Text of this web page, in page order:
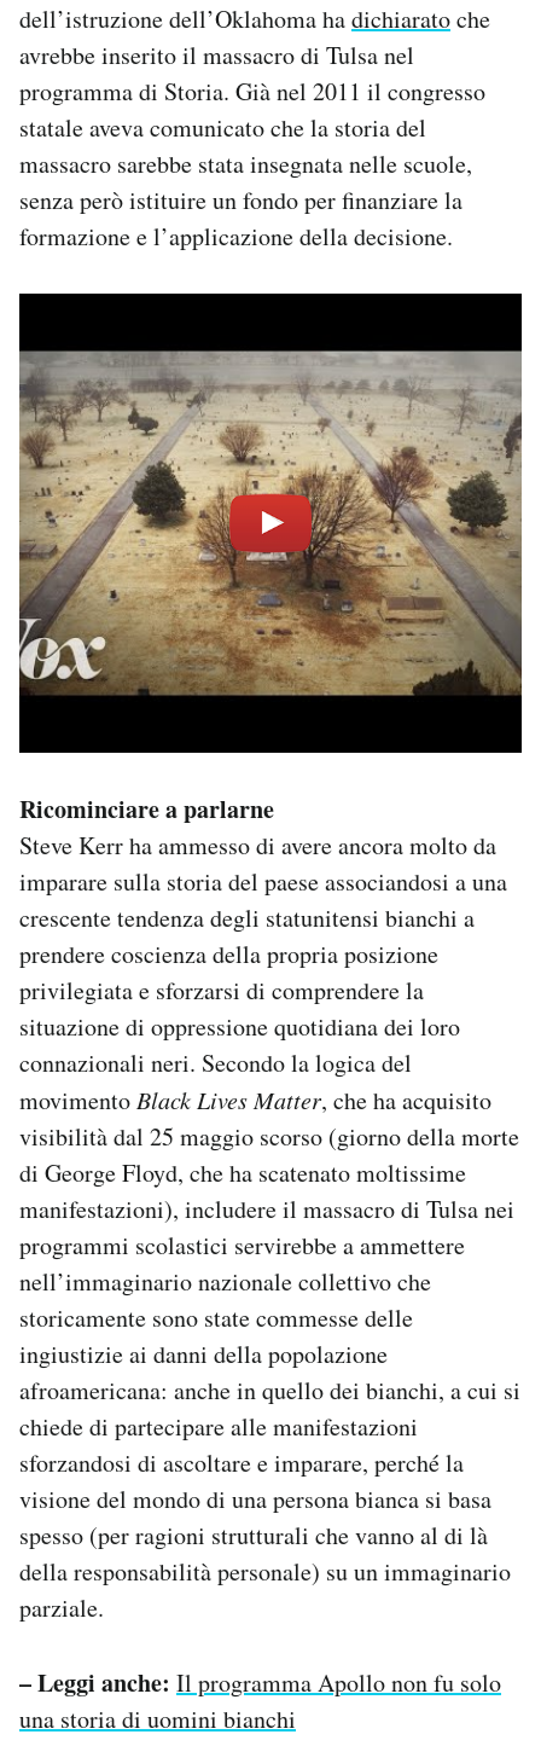
dell’istruzione dell’Oklahoma hadichiaratoche
avrebbe inserito il massacro di Tulsa nel
programma di Storia. Già nel 2011 il congresso
statale aveva comunicato che la storia del
massacro sarebbe stata insegnata nelle scuole,
senza però istituire un fondo per finanziare la
formazione e l’applicazione della decisione.
Ricominciare a parlarne
Steve Kerr ha ammesso di avere ancora molto da
imparare sulla storia del paese associandosi a una
crescente tendenza degli statunitensi bianchi a
prendere coscienza della propria posizione
privilegiata e sforzarsi di comprendere la
situazione di oppressione quotidiana dei loro
connazionali neri. Secondo la logica del
movimento Black Lives Matter, che ha acquisito
visibilità dal 25 maggio scorso (giorno della morte
di George Floyd, che ha scatenato moltissime
manifestazioni), includere il massacro di Tulsa nei
programmi scolastici servirebbe a ammettere
nell’immaginario nazionale collettivo che
storicamente sono state commesse delle
ingiustizie ai danni della popolazione
afroamericana: anche in quello dei bianchi, a cui si
chiede di partecipare alle manifestazioni
sforzandosi di ascoltare e imparare, perché la
visione del mondo di una persona bianca si basa
spesso (per ragioni strutturali che vanno al di là
della responsabilità personale) su un immaginario
parziale.
– Leggi anche: Il programma Apollo non fu solo
una storia di uomini bianchi